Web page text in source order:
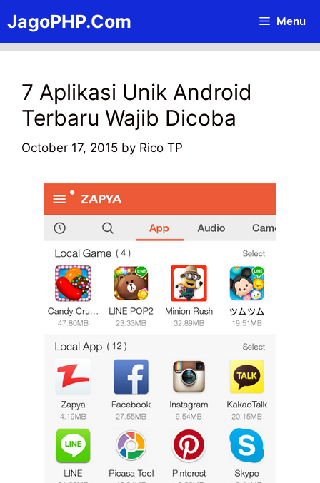
to
content
JagoPHP.Com Menu
7 Aplikasi Unik Android
Terbaru Wajib Dicoba
October 17, 2015 by Rico TP